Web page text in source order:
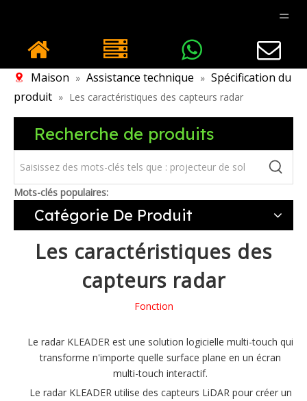
Maison » Assistance technique » Spécification du
produit » Les caractéristiques des capteurs radar
Recherche de produits
Mots-clés populaires:
Catégorie De Produit
Les caractéristiques des
capteurs radar
Fonction
Le radar KLEADER est une solution logicielle multi-touch qui
transforme n'importe quelle surface plane en un écran
multi-touch interactif.
Le radar KLEADER utilise des capteurs LiDAR pour créer un